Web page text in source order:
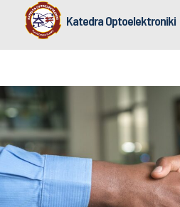
Katedra Optoelektroniki